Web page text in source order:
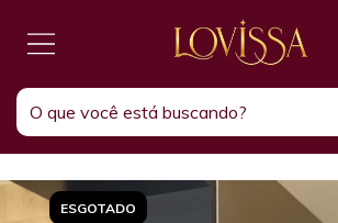
ESGOTADO